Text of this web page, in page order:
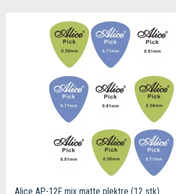
Alice AP-12F mix matte plektre (12 stk)